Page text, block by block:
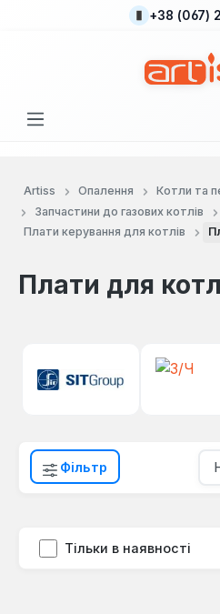
Перейти до основного+38 (067)
Artiss Опалення Котли та
Запчастини до газових котлів
Плати керування для котлів
Плати для
Фільтр
Тільки в наявності